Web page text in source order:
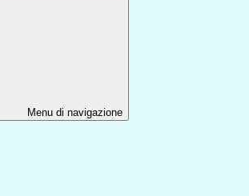
Menu di navigazione